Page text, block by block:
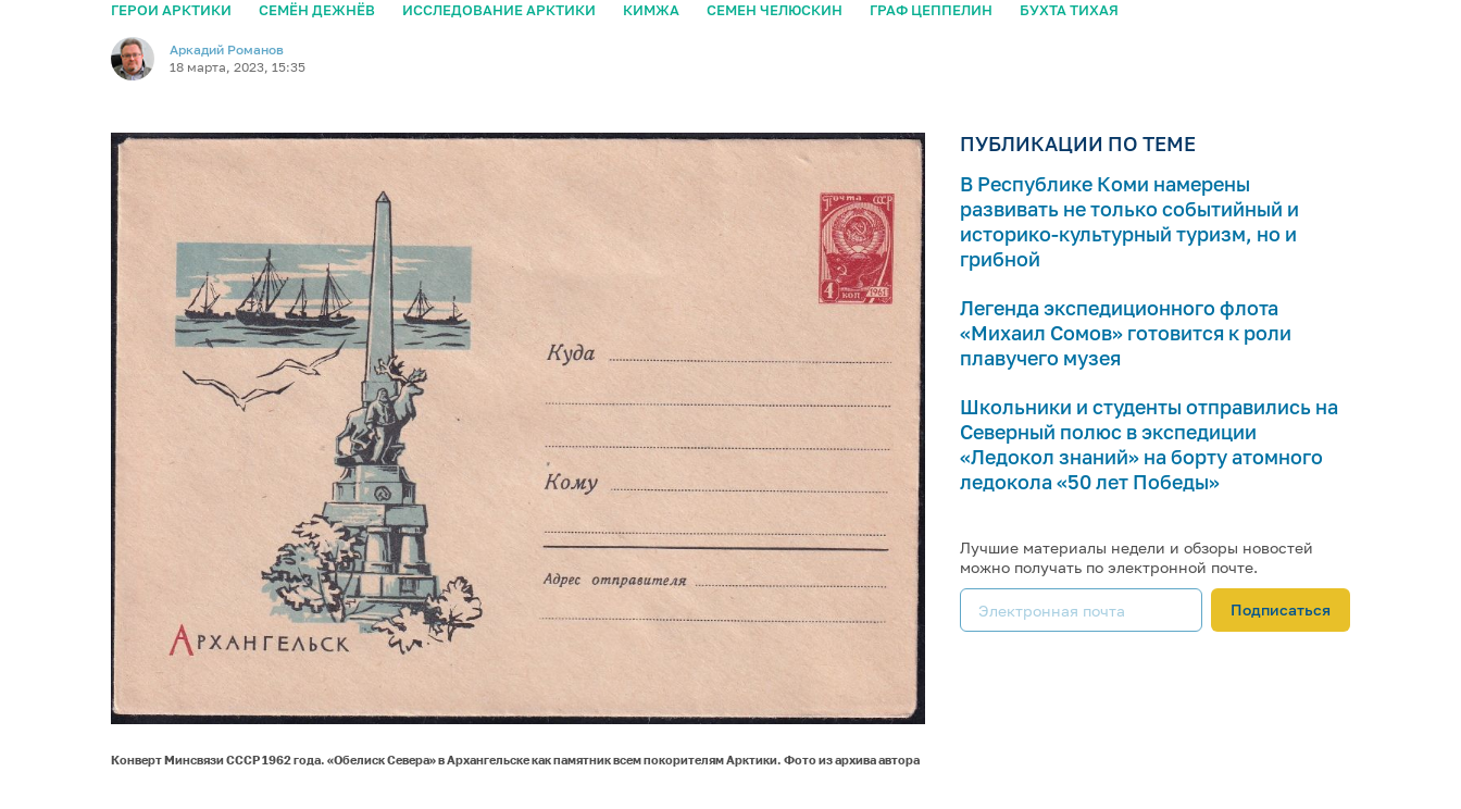
ГЕРОИ АРКТИКИ СЕМЁН ДЕЖНЁВ ИССЛЕДОВАНИЕ АРКТИКИ КИМЖА СЕМЕН ЧЕЛЮСКИН ГРАФ ЦЕППЕЛИН БУХТА ТИХАЯ
Аркадий Романов
18 марта, 2023, 15:35
Конверт Минсвязи СССР 1962 года. «Обелиск Севера» в Архангельске как памятник всем покорителям Арктики. Фото из архива автора
ПУБЛИКАЦИИ ПО ТЕМЕ
В Республике Коми намерены
развивать не только событийный и
историко-культурный туризм, но и
грибной
Легенда экспедиционного флота
«Михаил Сомов» готовится к роли
плавучего музея
Школьники и студенты отправились на
Северный полюс в экспедиции
«Ледокол знаний» на борту атомного
ледокола «50 лет Победы»
Лучшие материалы недели и обзоры новостей
можно получать по электронной почте.
Подписаться